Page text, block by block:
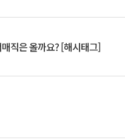
직은 올까요? [해시태그]